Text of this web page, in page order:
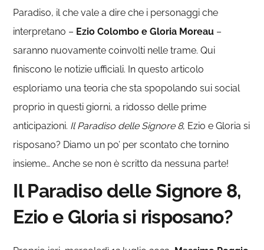
Paradiso, il che vale a dire che i personaggi che
interpretano – Ezio Colombo e Gloria Moreau –
saranno nuovamente coinvolti nelle trame. Qui
finiscono le notizie ufficiali. In questo articolo
esploriamo una teoria che sta spopolando sui social
proprio in questi giorni, a ridosso delle prime
anticipazioni. Il Paradiso delle Signore 8, Ezio e Gloria si
risposano? Diamo un po’ per scontato che tornino
insieme… Anche se non è scritto da nessuna parte!
Il Paradiso delle Signore 8,
Ezio e Gloria si risposano?